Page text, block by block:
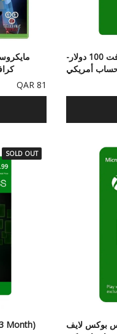
اكس بوكس , بطاقة مايكروسوفت 100 دولار-
أمريكي
81 QAR
بوكس لايف
SOLD OUT
Month)